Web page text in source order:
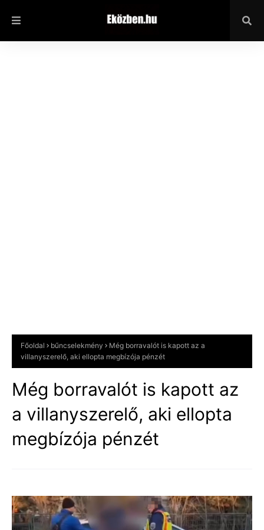
Főoldal bűncselekmény
Még borravalót is kapott az a
villanyszerelő, aki ellopta megbízója pénzét
Még borravalót is kapott az
a villanyszerelő, aki ellopta
megbízója pénzét